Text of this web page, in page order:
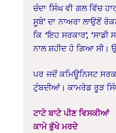
ਚੰਦਾ ਸਿੰਘ ਵੀ ਗਲ ਵਿੱਚ
ਸੂਬੇ’ ਦਾ ਨਾਅਰਾ ਲਾਉਣੋਂ
ਕਿ ‘ਇਹ ਸਰਕਾਰ’,
ਨਾਲ ਸ਼ਹੀਦ ਹੋ ਗਿਆ ਸੀ।
ਪਰ ਜਦੋਂ ਕਮਿਊਨਿਸਟ
ਟੁੰਬਦੀਆਂ। ਕਾਮਰੇਡ ਰੂੜ
ਟਾਟੇ ਬਾਟੇ ਪੀਣ ਵਿਸਕੀਆਂ
ਕਾਮੇ ਭੁੱਖੇ ਮਰਦੇ